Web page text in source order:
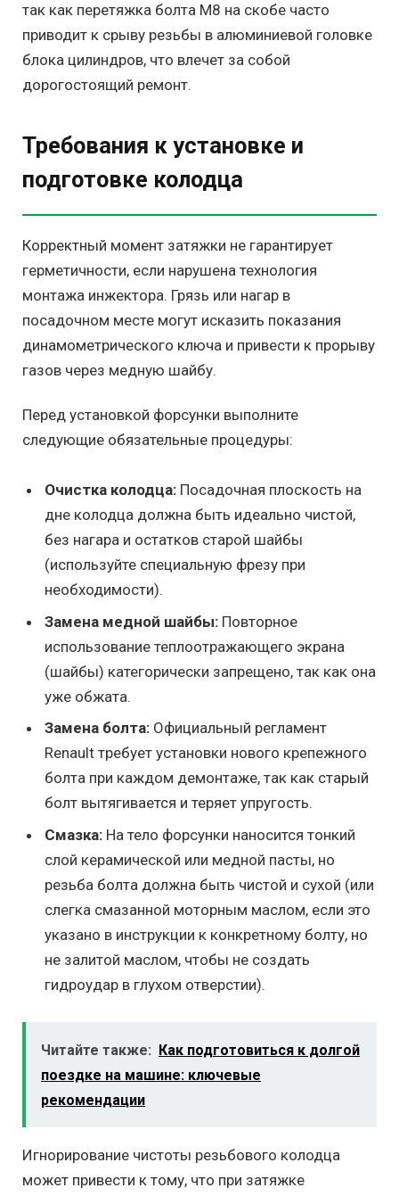
так как перетяжка болта М8 на скобе часто
приводит к срыву резьбы в алюминиевой головке
блока цилиндров, что влечет за собой
дорогостоящий ремонт.
Требования к установке и
подготовке колодца
Корректный момент затяжки не гарантирует
герметичности, если нарушена технология
монтажа инжектора. Грязь или нагар в
посадочном месте могут исказить показания
динамометрического ключа и привести к прорыву
газов через медную шайбу.
Перед установкой форсунки выполните
следующие обязательные процедуры:
Очистка колодца: Посадочная плоскость на
дне колодца должна быть идеально чистой,
без нагара и остатков старой шайбы
(используйте специальную фрезу при
необходимости).
Замена медной шайбы: Повторное
использование теплоотражающего экрана
(шайбы) категорически запрещено, так как она
уже обжата.
Замена болта: Официальный регламент
Renault требует установки нового крепежного
болта при каждом демонтаже, так как старый
болт вытягивается и теряет упругость.
Смазка: На тело форсунки наносится тонкий
слой керамической или медной пасты, но
резьба болта должна быть чистой и сухой (или
слегка смазанной моторным маслом, если это
указано в инструкции к конкретному болту, но
не залитой маслом, чтобы не создать
гидроудар в глухом отверстии).
Читайте также: Как подготовиться к долгой
поездке на машине: ключевые
рекомендации
Игнорирование чистоты резьбового колодца
может привести к тому, что при затяжке